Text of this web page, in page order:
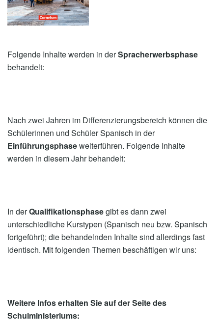
Folgende Inhalte werden in derSpracherwerbsphase
behandelt:
Nach zwei Jahren im Differenzierungsbereich können die
Schülerinnen und Schüler Spanisch in der
Einführungsphaseweiterführen. Folgende Inhalte
werden in diesem Jahr behandelt:
In derQualifikationsphasegibt es dann zwei
unterschiedliche Kurstypen (Spanisch neu bzw. Spanisch
fortgeführt); die behandelnden Inhalte sind allerdings fast
identisch. Mit folgenden Themen beschäftigen wir uns:
Weitere Infos erhalten Sie auf der Seite des
Schulministeriums: